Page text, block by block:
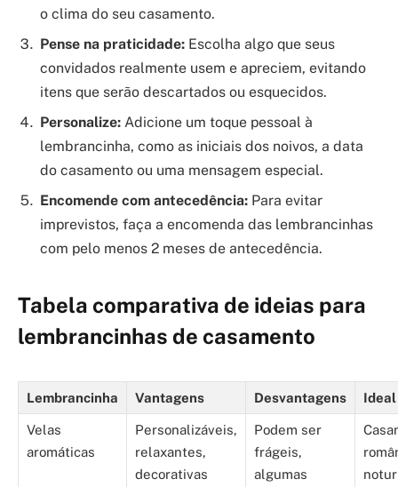
o clima do seu casamento.
Pense na praticidade: Escolha algo que seus
convidados realmente usem e apreciem, evitando
itens que serão descartados ou esquecidos.
Personalize: Adicione um toque pessoal à
lembrancinha, como as iniciais dos noivos, a data
do casamento ou uma mensagem especial.
Encomende com antecedência: Para evitar
imprevistos, faça a encomenda das lembrancinhas
com pelo menos 2 meses de antecedência.
Tabela comparativa de ideias para
lembrancinhas de casamento
Lembrancinha Vantagens Desvantagens
Velas
aromáticas
Personalizáveis,
relaxantes,
decorativas
Podem ser
frágeis,
algumas